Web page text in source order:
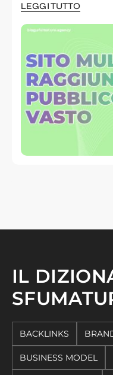
LEGGI TUTTO
IL
BACKLINKS
BUSINESS MODEL